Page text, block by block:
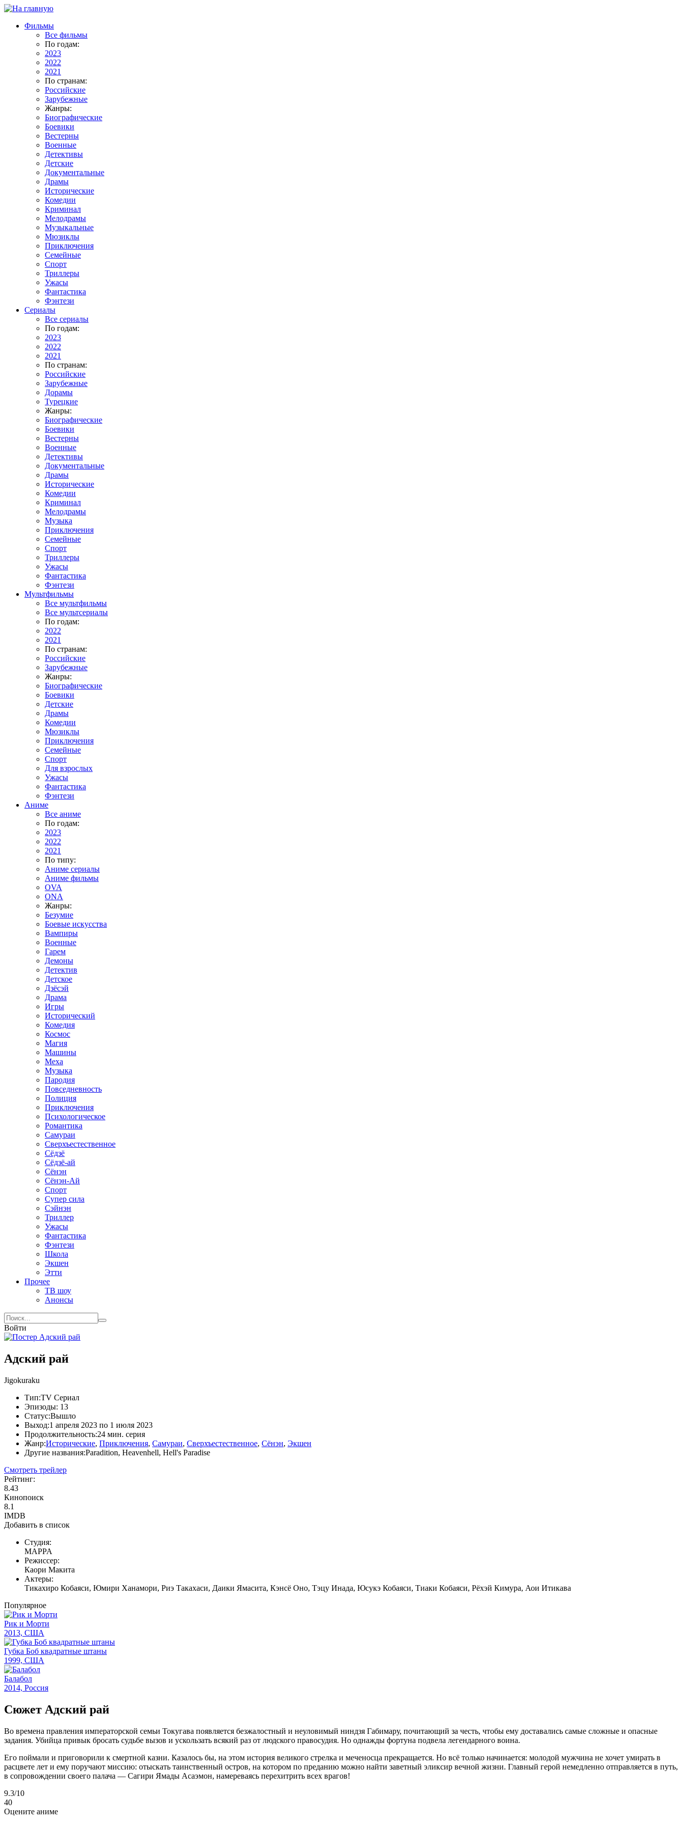
Фильмы
Все фильмы
По годам:
2023
2022
2021
По странам:
Российские
Зарубежные
Жанры:
Биографические
Боевики
Вестерны
Военные
Детективы
Детские
Документальные
Драмы
Исторические
Комедии
Криминал
Мелодрамы
Музыкальные
Мюзиклы
Приключения
Семейные
Спорт
Триллеры
Ужасы
Фантастика
Фэнтези
Сериалы
Все сериалы
По годам:
2023
2022
2021
По странам:
Российские
Зарубежные
Дорамы
Турецкие
Жанры:
Биографические
Боевики
Вестерны
Военные
Детективы
Документальные
Драмы
Исторические
Комедии
Криминал
Мелодрамы
Музыка
Приключения
Семейные
Спорт
Триллеры
Ужасы
Фантастика
Фэнтези
Мультфильмы
Все мультфильмы
Все мультсериалы
По годам:
2022
2021
По странам:
Российские
Зарубежные
Жанры:
Биографические
Боевики
Детские
Драмы
Комедии
Мюзиклы
Приключения
Семейные
Спорт
Для взрослых
Ужасы
Фантастика
Фэнтези
Аниме
Все аниме
По годам:
2023
2022
2021
По типу:
Аниме сериалы
Аниме фильмы
OVA
ONA
Жанры:
Безумие
Боевые искусства
Вампиры
Военные
Гарем
Демоны
Детектив
Детское
Дзёсэй
Драма
Игры
Исторический
Комедия
Космос
Магия
Машины
Меха
Музыка
Пародия
Повседневность
Полиция
Приключения
Психологическое
Романтика
Самураи
Сверхъестественное
Сёдзё
Сёдзё-ай
Сёнэн
Сёнэн-Ай
Спорт
Супер сила
Сэйнэн
Триллер
Ужасы
Фантастика
Фэнтези
Школа
Экшен
Этти
Прочее
ТВ шоу
Анонсы
Войти
Адский рай
Jigokuraku
Тип:TV Сериал
Эпизоды: 13
Статус:Вышло
Выход:1 апреля 2023 по 1 июля 2023
Продолжительность:24 мин. серия
Жанр:Исторические, Приключения, Самураи, Сверхъестественное, Сёнэн, Экшен
Другие названия:Paradition, Heavenhell, Hell's Paradise
Смотреть трейлер
Рейтинг:
8.43
Кинопоиск
8.1
IMDB
Добавить в список
Студия:
MAPPA
Режиссер:
Каори Макита
Актеры:
Тикахиро Кобаяси, Юмири Ханамори, Риэ Такахаси, Даики Ямасита, Кэнсё Оно, Тэцу Инада, Юсукэ Кобаяси, Тиаки Кобаяси, Рёхэй Кимура, Аои Итикава
Популярное
Рик и Морти
2013, США
Губка Боб квадратные штаны
1999, США
Балабол
2014, Россия
Сюжет Адский рай
Во времена правления императорской семьи Токугава появляется безжалостный и неуловимый ниндзя Габимару, почитающий за честь, чтобы ему доставались самые сложные и опасные
задания. Убийца привык бросать судьбе вызов и ускользать всякий раз от людского правосудия. Но однажды фортуна подвела легендарного воина.
Его поймали и приговорили к смертной казни. Казалось бы, на этом история великого стрелка и меченосца прекращается. Но всё только начинается: молодой мужчина не хочет умирать в
расцвете лет и ему поручают миссию: отыскать таинственный остров, на котором по преданию можно найти заветный эликсир вечной жизни. Главный герой немедленно отправляется в путь,
в сопровождении своего палача — Сагири Ямады Асаэмон, намереваясь перехитрить всех врагов!
9.3/10
40
Оцените аниме